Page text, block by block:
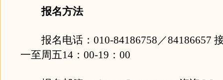
报名方法
报名电话：010-84186758／84186657
一至周五14：00-19：00